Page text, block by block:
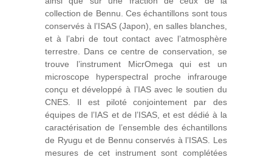
collection de Bennu. Ces échantillons sont tous
conservés à l’ISAS (Japon), en salles blanches,
et à l’abri de tout contact avec l’atmosphère
terrestre. Dans ce centre de conservation, se
trouve l’instrument MicrOmega qui est un
microscope hyperspectral proche infrarouge
conçu et développé à l’IAS avec le soutien du
CNES. Il est piloté conjointement par des
équipes de l’IAS et de l’ISAS, et est dédié à la
caractérisation de l’ensemble des échantillons
de Ryugu et de Bennu conservés à l’ISAS. Les
mesures de cet instrument sont complétées